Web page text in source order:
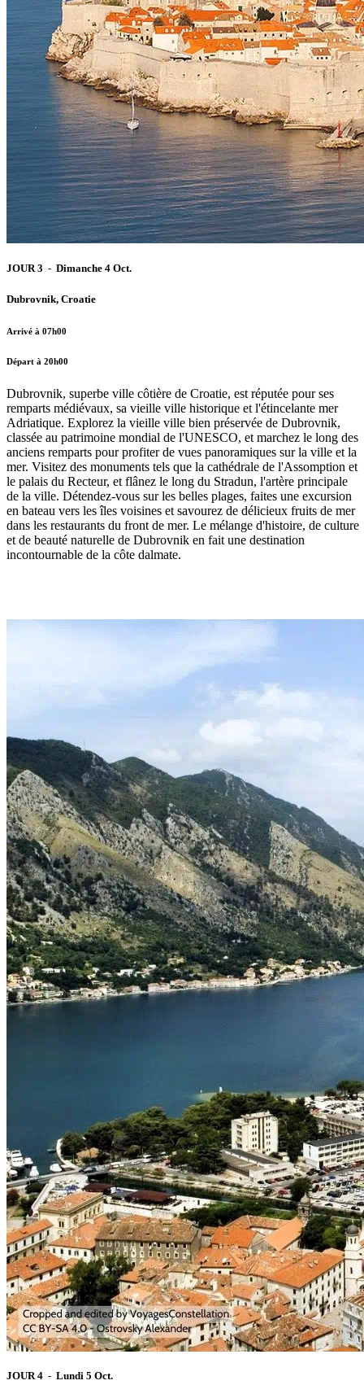
JOUR 3 - Dimanche 4 Oct.
Dubrovnik, Croatie
Arrivé à 07h00
Départ à 20h00
Dubrovnik, superbe ville côtière de Croatie, est réputée pour ses
remparts médiévaux, sa vieille ville historique et l'étincelante mer
Adriatique. Explorez la vieille ville bien préservée de Dubrovnik,
classée au patrimoine mondial de l'UNESCO, et marchez le long des
anciens remparts pour profiter de vues panoramiques sur la ville et la
mer. Visitez des monuments tels que la cathédrale de l'Assomption et
le palais du Recteur, et flânez le long du Stradun, l'artère principale
de la ville. Détendez-vous sur les belles plages, faites une excursion
en bateau vers les îles voisines et savourez de délicieux fruits de mer
dans les restaurants du front de mer. Le mélange d'histoire, de culture
et de beauté naturelle de Dubrovnik en fait une destination
incontournable de la côte dalmate.
JOUR 4 - Lundi 5 Oct.